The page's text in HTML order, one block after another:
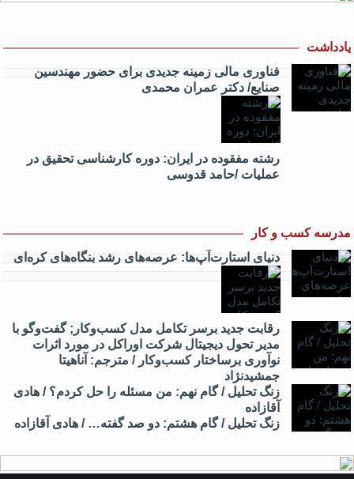
یادداشت
فناوری مالی زمینه جدیدی برای حضور مهندسین
صنایع/ دکتر عمران محمدی
رشته مفقوده در ایران: دوره کارشناسی تحقیق در
عملیات /حامد قدوسی
مدرسه کسب و کار
دنیای استارت‌آپ‌ها: عرصه‌های رشد بنگاه‌های کره‌ای‌
رقابت جدید برسر تکامل مدل کسب‌و‌کار; گفت‌وگو با
مدیر تحول دیجیتال شرکت اوراکل در مورد اثرات
نوآوری برساختار کسب‌وکار / مترجم: آناهیتا
جمشیدنژاد
زنگ تحلیل / گام نهم: من مسئله را حل کردم؟ / هادی
آقازاده
زنگ تحلیل / گام هشتم: دو صد گفته… / هادی آقازاده